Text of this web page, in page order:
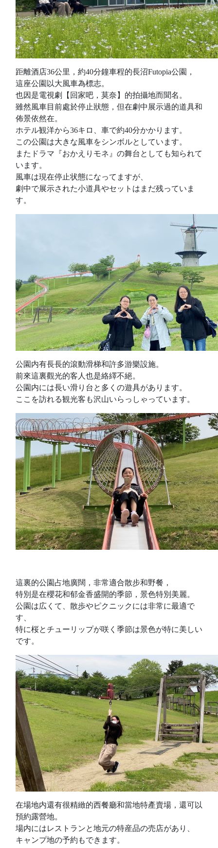
距離酒店36公里，約40分鐘車程的長沼Futopia公園，
這座公園以大風車為標志。
也因是電視劇【回家吧，莫奈】的拍攝地而聞名。
雖然風車目前處於停止狀態，但在劇中展示過的道具和
佈景依然在。
ホテル観洋から36キロ、車で約40分かかります。
この公園は大きな風車をシンボルとしています。
またドラマ『おかえりモネ』の舞台としても知られて
います。
風車は現在停止状態になってますが、
劇中で展示された小道具やセットはまだ残っていま
す。
公園内有長長的滾動滑梯和許多游樂設施。
前來這裏觀光的客人也是絡繹不絕。
公園内には長い滑り台と多くの遊具があります。
ここを訪れる観光客も沢山いらっしゃっています。
這裏的公園占地廣闊，非常適合散步和野餐，
特別是在櫻花和郁金香盛開的季節，景色特別美麗。
公園は広くて、散歩やピクニックには非常に最適で
す、
特に桜とチューリップが咲く季節は景色が特に美しい
です。
在場地内還有很精緻的西餐廳和當地特產賣場，還可以
預約露營地。
場内にはレストランと地元の特産品の売店があり、
キャンプ地の予約もできます。